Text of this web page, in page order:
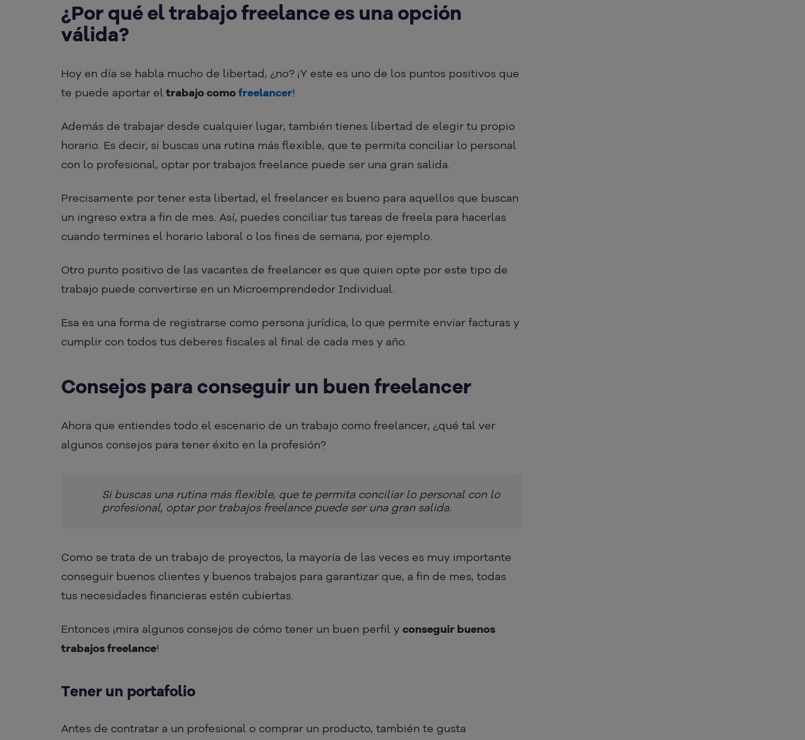
¿Por qué el trabajo freelance es una opción
válida?
Hoy en día se habla mucho de libertad, ¿no? ¡Y este es uno de los puntos positivos que
te puede aportar el trabajo comofreelancer!
Además de trabajar desde cualquier lugar, también tienes libertad de elegir tu propio
horario. Es decir, si buscas una rutina más flexible, que te permita conciliar lo personal
con lo profesional, optar por trabajos freelance puede ser una gran salida.
Precisamente por tener esta libertad, el freelancer es bueno para aquellos que buscan
un ingreso extra a fin de mes. Así, puedes conciliar tus tareas de freela para hacerlas
cuando termines el horario laboral o los fines de semana, por ejemplo.
Otro punto positivo de las vacantes de freelancer es que quien opte por este tipo de
trabajo puede convertirse en un Microemprendedor Individual.
Esa es una forma de registrarse como persona jurídica, lo que permite enviar facturas y
cumplir con todos tus deberes fiscales al final de cada mes y año.
Consejos para conseguir un buen freelancer
Ahora que entiendes todo el escenario de un trabajo como freelancer, ¿qué tal ver
algunos consejos para tener éxito en la profesión?
Si buscas una rutina más flexible, que te permita conciliar lo personal con lo
profesional, optar por trabajos freelance puede ser una gran salida.
Como se trata de un trabajo de proyectos, la mayoría de las veces es muy importante
conseguir buenos clientes y buenos trabajos para garantizar que, a fin de mes, todas
tus necesidades financieras estén cubiertas.
Entonces ¡mira algunos consejos de cómo tener un buen perfil y conseguir buenos
trabajos freelance!
Tener un portafolio
Antes de contratar a un profesional o comprar un producto, también te gusta